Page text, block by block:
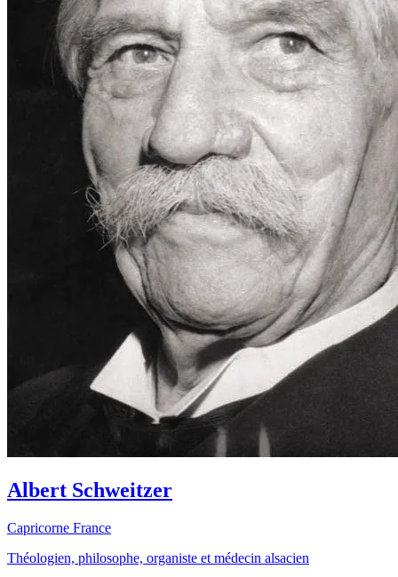
Albert Schweitzer
Capricorne France
Théologien, philosophe, organiste et médecin alsacien